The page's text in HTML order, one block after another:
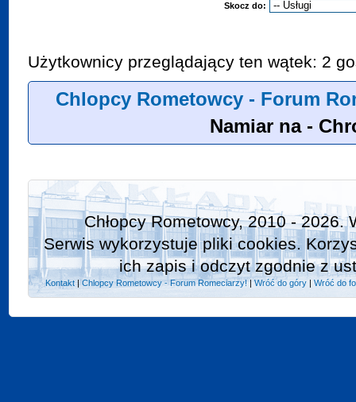
Skocz do:
Użytkownicy przeglądający ten wątek: 2
Chlopcy Rometowcy - Forum
Namiar na -
Chłopcy Rometowcy, 2010 -
Serwis wykorzystuje pliki cookies.
ich zapis i odczyt zgodnie z
Kontakt|Chlopcy Rometowcy - Forum Romeciarzy!|Wróć do góry| Wróć do